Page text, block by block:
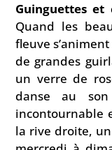
Guinguettes
Quand les
fleuve
de grandes
un verre de
danse au son
incontournable
la rive droite,